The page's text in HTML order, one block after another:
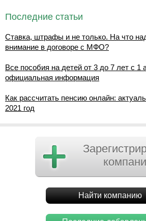
Последние статьи
Ставка, штрафы и не только. На что
внимание в договоре с МФО?
Все пособия на детей от 3 до 7 лет с 1
официальная информация
Как рассчитать пенсию онлайн:
2021 год
Найти компанию